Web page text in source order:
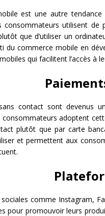
est une autre
consommateurs utilisent
que d’utiliser un
du commerce mobile en
qui facilitent l’accès à
contact sont devenus
consommateurs adoptent
plutôt que par carte
et permettent aux
comme Instagram,
pour promouvoir leurs